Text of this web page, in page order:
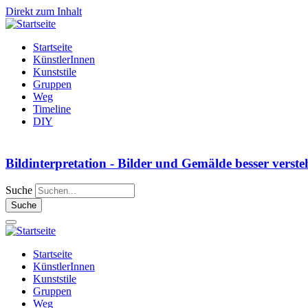
Direkt zum Inhalt
Startseite
KünstlerInnen
Kunststile
Gruppen
Weg
Timeline
DIY
Bildinterpretation - Bilder und Gemälde besser
Suche
Startseite
KünstlerInnen
Kunststile
Gruppen
Weg